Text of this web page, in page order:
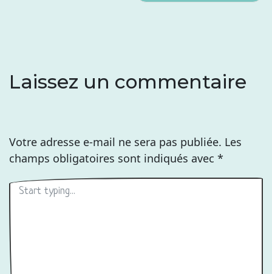
Laissez un commentaire
Votre adresse e-mail ne sera pas publiée. Les
champs obligatoires sont indiqués avec *